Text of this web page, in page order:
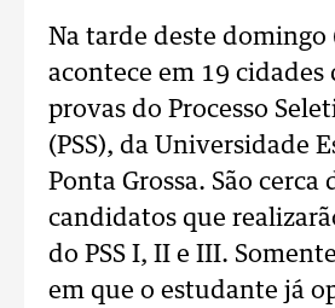
Na tarde deste domingo
acontece em 19 cidades
provas do Processo
(PSS), da Universidade
Ponta Grossa. São cerca
candidatos que
do PSS I, II e III.
em que o estudante já